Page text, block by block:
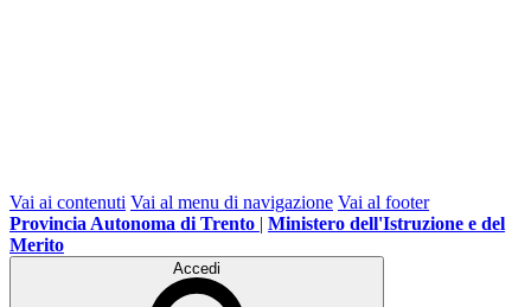
Vai ai contenuti Vai al menu di navigazione Vai al footer
Provincia Autonoma di Trento | Ministero dell'Istruzione e del
Merito
Accedi